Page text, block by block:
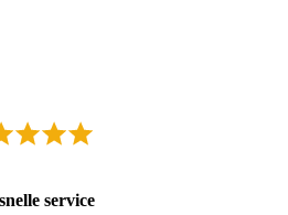
service